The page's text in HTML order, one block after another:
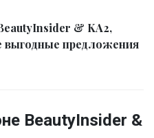
& KA2,
выгодные предложения
BeautyInsider &